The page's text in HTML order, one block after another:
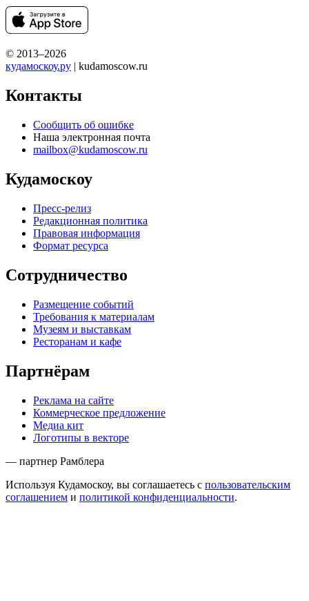
© 2013–2026
кудамоскоу.ру | kudamoscow.ru
Контакты
Сообщить об ошибке
Наша электронная почта
mailbox@kudamoscow.ru
Кудамоскоу
Пресс-релиз
Редакционная политика
Правовая информация
Формат ресурса
Сотрудничество
Размещение событий
Требования к материалам
Музеям и выставкам
Ресторанам и кафе
Партнёрам
Реклама на сайте
Коммерческое предложение
Медиа кит
Логотипы в векторе
— партнер Рамблера
Используя Кудамоскоу, вы соглашаетесь с пользовательским
соглашением и политикой конфиденциальности.